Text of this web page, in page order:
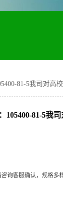
81-5我司对高
105400-81-5我
咨询客服确认，规格多